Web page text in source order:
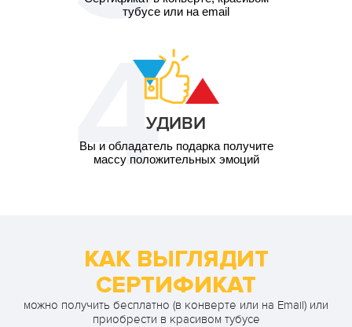
тубусе или на email
УДИВИ
Вы и обладатель подарка получите
массу положительных эмоций
КАК ВЫГЛЯДИТ
СЕРТИФИКАТ
можно получить бесплатно (в конверте или на Email) или
приобрести в красивом тубусе